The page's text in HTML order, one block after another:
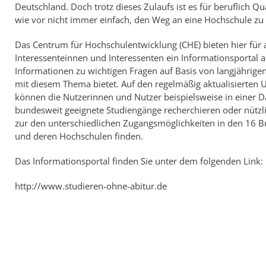
Deutschland. Doch trotz dieses Zulaufs ist es für beruflich
wie vor nicht immer einfach, den Weg an eine Hochschule
Das Centrum für Hochschulentwicklung (CHE) bieten hier für
Interessenteinnen und Interessenten ein Informationsportal
Informationen zu wichtigen Fragen auf Basis von
mit diesem Thema bietet. Auf den regelmäßig aktualisierten
können die Nutzerinnen und Nutzer beispielsweise in einer
bundesweit geeignete Studiengänge recherchieren oder
zur den unterschiedlichen Zugangsmöglichkeiten in den 16
und deren Hochschulen finden.
Das Informationsportal finden Sie unter dem folgenden Link:
http://www.studieren-ohne-abitur.de